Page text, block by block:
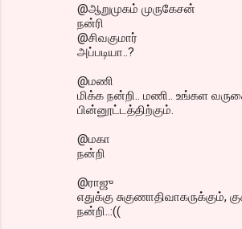
@ஆறுமுகம் முருகேசன்
நன்ரி
@சிவகுமார்
அப்படியா..?
@மணி
மிக்க நன்றி.. மணி.. உங்கள
பின்னூட்டத்திற்கும்.
@மகா
நன்றி
@ராஜு
எதுக்கு சுகுணாதிவாகருக்கும்,
நன்றி..:((